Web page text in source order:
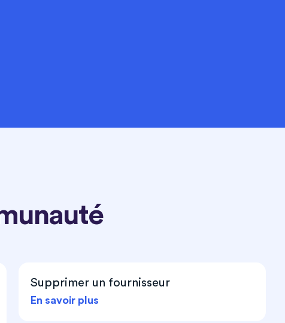
Supprimer un fournisseur
En savoir plus